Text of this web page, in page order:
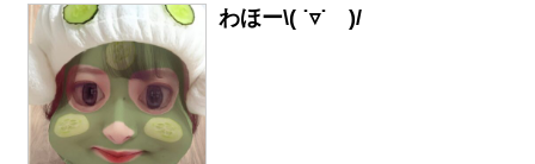
わほー\( ˙▿˙ )/